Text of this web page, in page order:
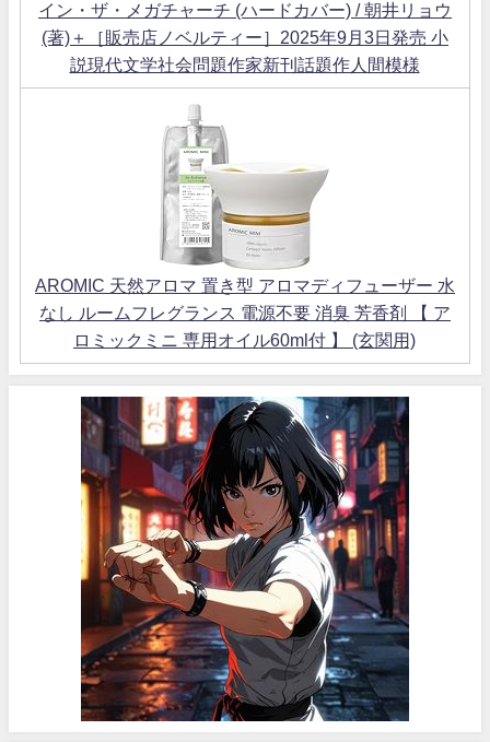
イン・ザ・メガチャーチ (ハードカバー) / 朝井リョウ
(著)＋［販売店ノベルティー］2025年9月3日発売 小
説現代文学社会問題作家新刊話題作人間模様
AROMIC 天然アロマ 置き型 アロマディフューザー 水
なし ルームフレグランス 電源不要 消臭 芳香剤 【 ア
ロミックミニ 専用オイル60ml付 】 (玄関用)